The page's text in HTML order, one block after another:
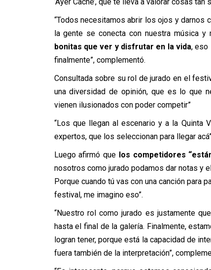
“Todos necesitamos abrir los ojos y darnos
la gente se conecta con nuestra música y
bonitas que ver y disfrutar en la vida, eso
finalmente”, complementó.
Consultada sobre su rol de jurado en el
una diversidad de opinión, que es lo que
vienen ilusionados con poder competir”
“Los que llegan al escenario y a la Quinta
expertos, que los seleccionan para llegar
Luego afirmó que los competidores
nosotros como jurado podamos dar notas y
Porque cuando tú vas con una canción para
festival, me imagino eso”.
“Nuestro rol como jurado es justamente
hasta el final de la galería. Finalmente,
logran tener, porque está la capacidad de
fuera también de la interpretación”,